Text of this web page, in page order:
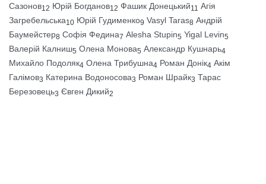
Сазонов12 Юрій Богданов12 Фашик Донецький11 Агія
Загребельська10 Юрій Гудименко9 Vasyl Taras8 Андрій
Баумейстер8 Софія Федина7 Alesha Stupin5 Yigal Levin5
Валерій Калниш5 Олена Монова5 Александр Кушнарь4
Михайло Подоляк4 Олена Трибушна4 Роман Донік4 Акім
Галімов3 Катерина Водоносова3 Роман Шрайк3 Тарас
Березовець3 Євген Дикий2